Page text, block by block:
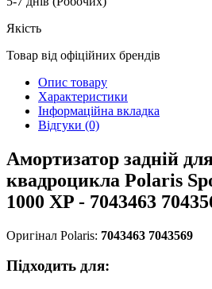
Якість
Товар від офіційних брендів
Опис товару
Характеристики
Інформаційна вкладка
Відгуки (0)
Амортизатор задній
квадроцикла Polaris
1000 XP - 7043463
Оригінал Polaris: 7043463 7043569
Підходить для: